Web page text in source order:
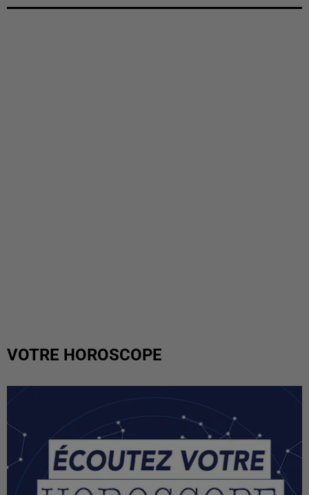
VOTRE HOROSCOPE